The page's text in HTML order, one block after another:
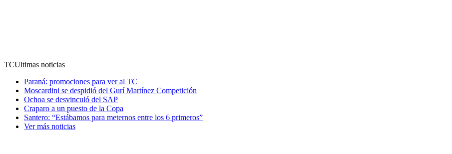
TCUltimas noticias
Paraná: promociones para ver al TC
Moscardini se despidió del Gurí Martínez Competición
Ochoa se desvinculó del SAP
Craparo a un puesto de la Copa
Santero: “Estábamos para meternos entre los 6 primeros”
Ver más noticias